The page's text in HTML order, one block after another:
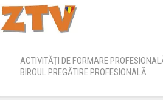
ACTIVITĂȚI DE FORMARE
BIROUL PREGĂTIRE PROFESIONALĂ